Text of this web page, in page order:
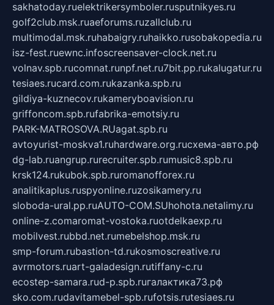
sakhatoday.ruelektrikersymboler.rusputnikyes.ru
golf2club.msk.ruaeforums.ruzallclub.ru
multimodal.msk.ruhabaigry.ruhaikko.rusobakopedia.ru
isz-fest.ruewnc.infoscreensaver-clock.net.ru
volnav.spb.rucomnat.runpf.net.ru7bit.pp.rukalugatur.ru
tesiaes.rucard.com.rukazanka.spb.ru
gildiya-kuznecov.rukameryboavision.ru
griffoncom.spb.rufabrika-emotsiy.ru
PARK-MATROSOVA.RUagat.spb.ru
avtoyurist-moskva1.ruhardware.org.ruсхема-авто.рф
dg-lab.ruangrup.rurecruiter.spb.rumusic8.spb.ru
krsk124.rukubok.spb.ruromanofforex.ru
analitikaplus.ruspyonline.ruzosikamery.ru
sloboda-ural.pp.ruAUTO-COM.SUhohota.netalimy.ru
online-z.comaromat-vostoka.ruotdelkaexp.ru
mobilvest.rubbd.net.rumebelshop.msk.ru
smp-forum.rubastion-td.rukosmoscreative.ru
avrmotors.ruart-galadesign.rutiffany-c.ru
ecostep-samara.rud-p.spb.ruгалактика73.рф
sko.com.rudavitamebel-spb.rufotsis.rutesiaes.ru